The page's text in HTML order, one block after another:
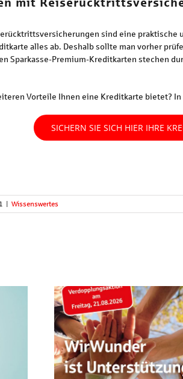
sind eine
alles ab. Deshalb sollte man vorher
Sparkasse-Premium-Kreditkarten stechen
Vorteile Ihnen eine Kreditkarte bietet? In
SICHERN SIE SICH HIER IHRE
| Wissenswertes